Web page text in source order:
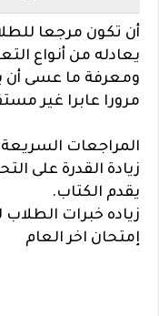
أن تكون مرجعا
يعادله من أنواع
ومعرفة ما عسى أن
مرورا عابرا غير
المراجعات
زيادة القدرة على
يقدم الكتاب.
زياده خبرات الطلاب
إمتحان اخر العام